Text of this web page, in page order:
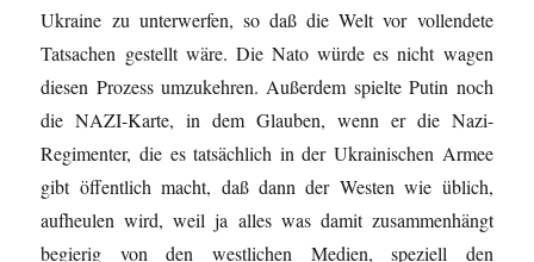
Ukraine zu unterwerfen, so daß die Welt vor vollendete
Tatsachen gestellt wäre. Die Nato würde es nicht wagen
diesen Prozess umzukehren. Außerdem spielte Putin noch
die NAZI-Karte, in dem Glauben, wenn er die Nazi-
Regimenter, die es tatsächlich in der Ukrainischen Armee
gibt öffentlich macht, daß dann der Westen wie üblich,
aufheulen wird, weil ja alles was damit zusammenhängt
begierig von den westlichen Medien, speziell den